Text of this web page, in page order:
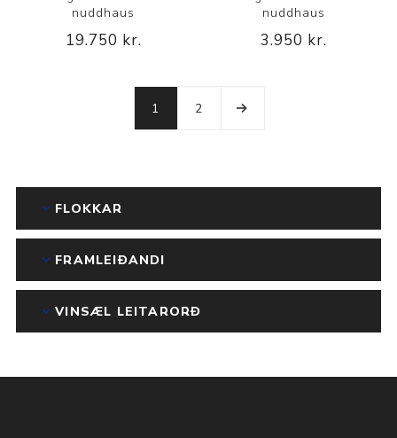
nuddhaus
19.750 kr.
nuddhaus
3.950 kr.
1 2
FLOKKAR
FRAMLEIÐANDI
VINSÆL LEITARORÐ